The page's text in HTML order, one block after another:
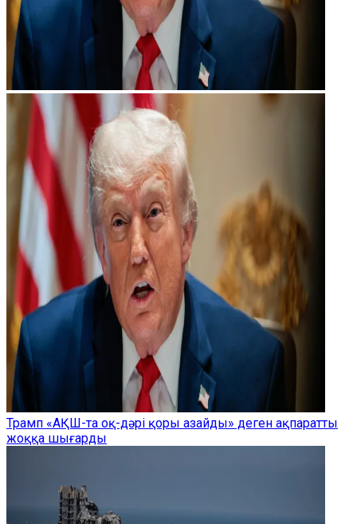
Трамп «АҚШ-та оқ-дәрі қоры азайды» деген ақпаратты
жоққа шығарды